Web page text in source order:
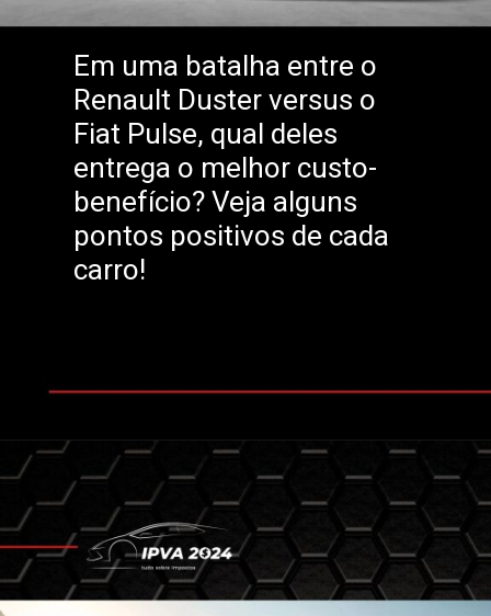
Em uma batalha entre o
Renault Duster versus o
Fiat Pulse, qual deles
entrega o melhor custo-
benefício? Veja alguns
pontos positivos de cada
carro!